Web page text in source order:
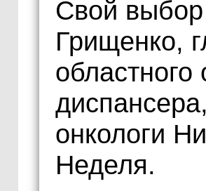
Свой
Грищенко,
областного
онкологи
Неделя.